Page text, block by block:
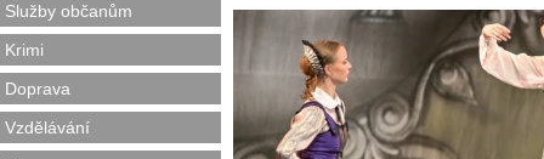
Služby občanům
Krimi
Doprava
Vzdělávání